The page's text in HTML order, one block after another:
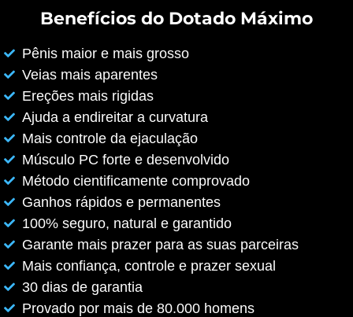
Benefícios do Dotado Máximo
Pênis maior e mais grosso
Veias mais aparentes
Ereções mais rigidas
Ajuda a endireitar a curvatura
Mais controle da ejaculação
Músculo PC forte e desenvolvido
Método cientificamente comprovado
Ganhos rápidos e permanentes
100% seguro, natural e garantido
Garante mais prazer para as suas parceiras
Mais confiança, controle e prazer sexual
30 dias de garantia
Provado por mais de 80.000 homens